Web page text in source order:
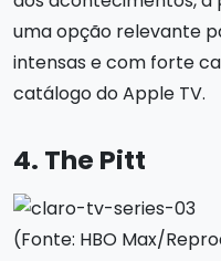
uma opção relevante
intensas e com forte
catálogo do Apple TV.
4. The Pitt
(Fonte: HBO Max/